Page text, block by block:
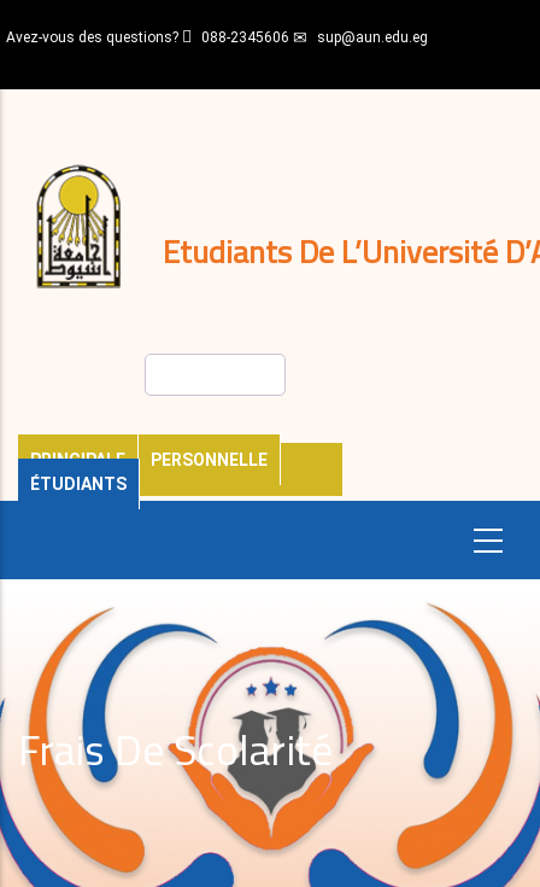
au
principal
Avez-vous des questions? 088-2345606 sup@aun.edu.eg
Etudiants De L’Université
PRINCIPALE
PERSONNELLE
ÉTUDIANTS
décisions
Expatriés
Journal
Frais De Scolarité